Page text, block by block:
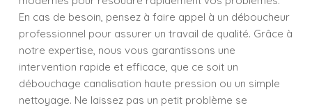
En cas de besoin, pensez à faire appel à un déboucheur
professionnel pour assurer un travail de qualité. Grâce à
notre expertise, nous vous garantissons une
intervention rapide et efficace, que ce soit un
débouchage canalisation haute pression ou un simple
nettoyage. Ne laissez pas un petit problème se